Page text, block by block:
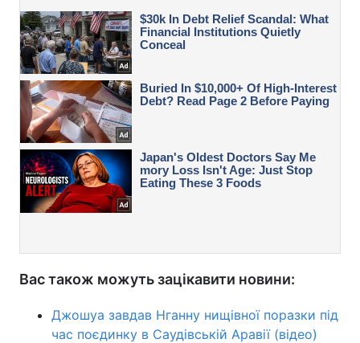
Вас також можуть зацікавити новини:
Джошуа завдав Нганну нищівної поразки під
час поєдинку в Саудівській Аравії (відео)